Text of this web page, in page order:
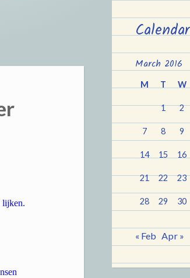
lijken.
Calendar
March 2016
M T W
1 2
7 8 9
14 15 16
21 22 23
28 29 30
« Feb Apr »